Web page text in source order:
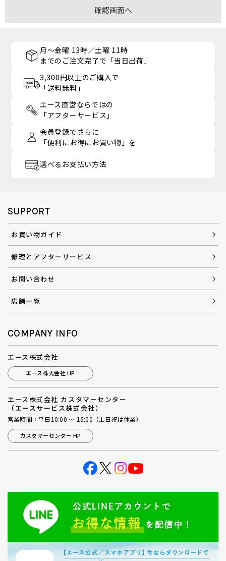
月～金曜 13時／土曜 11時
までのご注文完了で「当日出荷」
3,300円以上のご購入で
「送料無料」
エース直営ならではの
「アフターサービス」
会員登録でさらに
「便利にお得にお買い物」を
選べるお支払い方法
SUPPORT
お買い物ガイド
修理とアフターサービス
お問い合わせ
店舗一覧
COMPANY INFO
エース株式会社
エース株式会社 HP
エース株式会社 カスタマーセンター
（エースサービス株式会社）
営業時間：平日10:00 ～ 16:00（土日祝は休業）
カスタマーセンター HP